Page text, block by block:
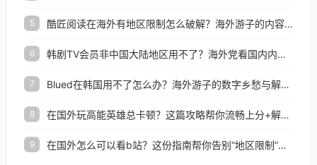
5 酷匠阅读在海外有地区限制怎么破解？海外游子的内容归乡路
6 韩剧TV会员非中国大陆地区用不了？海外党看国内内容的加速器选择指南
7 Blued在韩国用不了怎么办？海外游子的数字乡愁与解决方案
8 在国外玩高能英雄总卡顿？这篇攻略帮你流畅上分+解锁国内影音自由
9 在国外怎么可以看b站？这份指南帮你告别“地区限制”的烦恼